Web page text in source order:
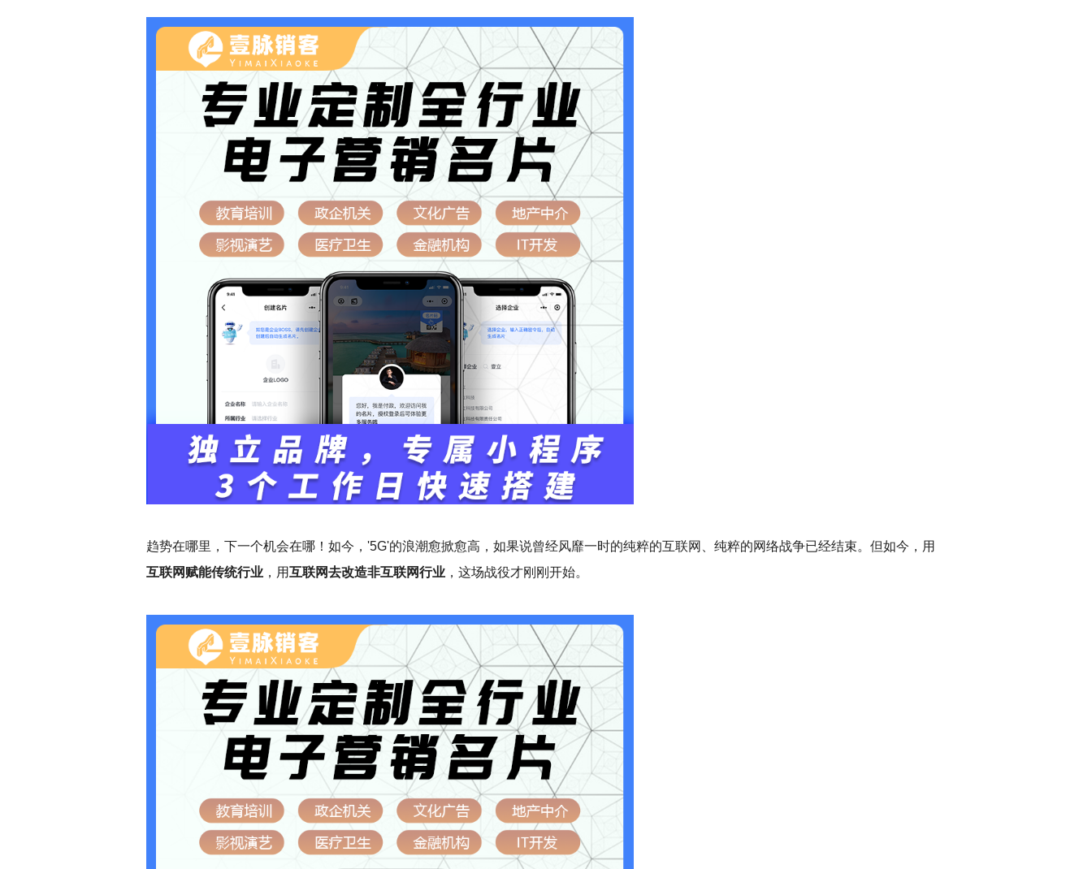
趋势在哪里，下一个机会在哪！如今，'5G'的浪潮愈掀愈高，如果说曾经风靡一时的纯粹的互联网、纯粹的网络战争已经结束。但如今，用
互联网赋能传统行业 ，用互联网去改造非互联网行业 ，这场战役才刚刚开始。